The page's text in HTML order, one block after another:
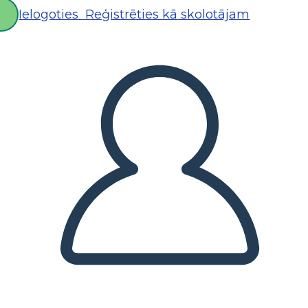
Ielogoties Reģistrēties kā skolotājam